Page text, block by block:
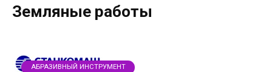
Земляные работы
АБРАЗИВНЫЙ ИНСТРУМЕНТ